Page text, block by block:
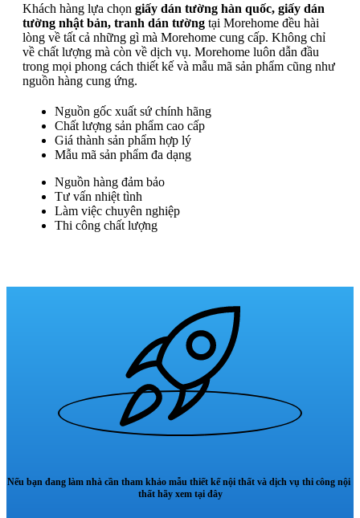
Khách hàng lựa chọn giấy dán tường hàn quốc, giấy dán
tường nhật bản, tranh dán tường tại Morehome đều hài
lòng về tất cả những gì mà Morehome cung cấp. Không chỉ
về chất lượng mà còn về dịch vụ. Morehome luôn dẫn đầu
trong mọi phong cách thiết kế và mẫu mã sản phẩm cũng như
nguồn hàng cung ứng.
Nguồn gốc xuất sứ chính hãng
Chất lượng sản phẩm cao cấp
Giá thành sản phẩm hợp lý
Mẫu mã sản phẩm đa dạng
Nguồn hàng đảm bảo
Tư vấn nhiệt tình
Làm việc chuyên nghiệp
Thi công chất lượng
Nếu bạn đang làm nhà cần tham khảo mẫu thiết kế nội thất và dịch vụ thi công nội
thất hãy xem tại đây